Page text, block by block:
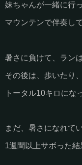
妹ちゃんが一緒に行
マウンテンで伴奏し
暑さに負けて、ラン
その後は、歩いたり
トータル10キロにな
まだ、暑さになれて
1週間以上サボった結